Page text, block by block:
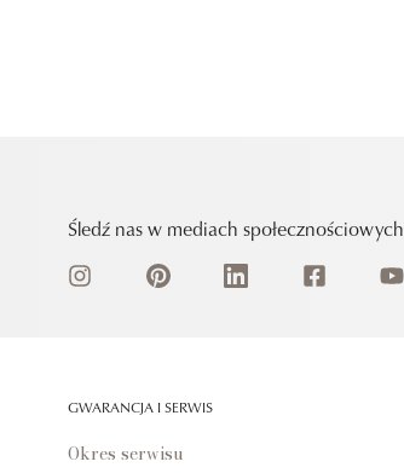
Śledź nas w mediach społecznościowych
GWARANCJA I SERWIS
Okres serwisu